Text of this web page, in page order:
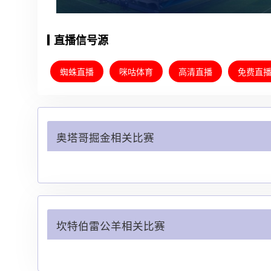
直播信号源
蜘蛛直播 咪咕体育 高清直播 免费直播
奥塔哥掘金相关比赛
坎特伯雷公羊相关比赛